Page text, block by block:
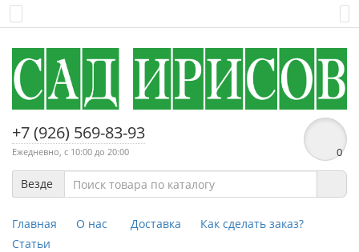
+7 (926) 569-83-93
Ежедневно, с 10:00 до 20:00 0
Везде
Главная О нас Доставка
Как сделать заказ?
Статьи